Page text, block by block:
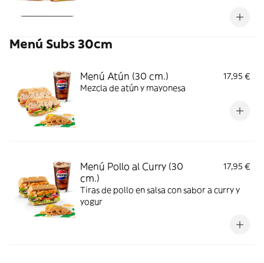
Menú Subs 30cm
Menú Atún (30 cm.)
17,95 €
Mezcla de atún y mayonesa
Menú Pollo al Curry (30
cm.)
17,95 €
Tiras de pollo en salsa con sabor a curry y
yogur